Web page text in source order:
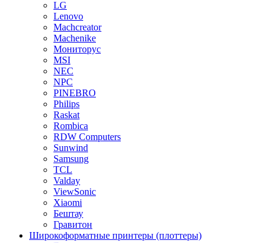
LG
Lenovo
Machcreator
Machenike
Мониторус
MSI
NEC
NPC
PINEBRO
Philips
Raskat
Rombica
RDW Computers
Sunwind
Samsung
TCL
Valday
ViewSonic
Xiaomi
Бештау
Гравитон
Широкоформатные принтеры (плоттеры)